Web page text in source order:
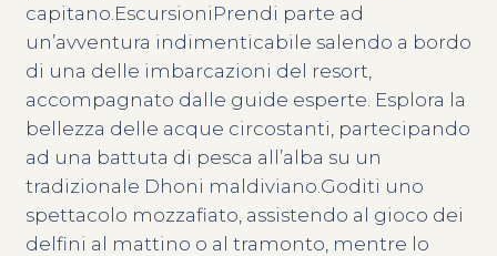
capitano.EscursioniPrendi parte ad
un’avventura indimenticabile salendo a bordo
di una delle imbarcazioni del resort,
accompagnato dalle guide esperte. Esplora la
bellezza delle acque circostanti, partecipando
ad una battuta di pesca all’alba su un
tradizionale Dhoni maldiviano.Goditi uno
spettacolo mozzafiato, assistendo al gioco dei
delfini al mattino o al tramonto, mentre lo